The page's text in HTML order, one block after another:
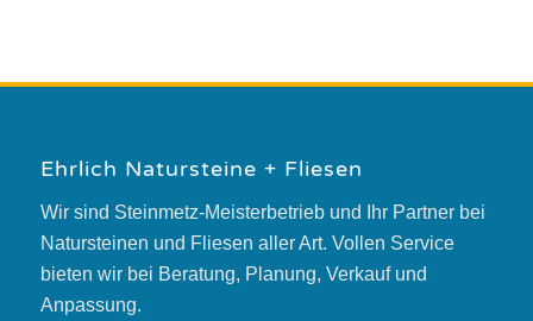
Ehrlich Natursteine + Fliesen
Wir sind Steinmetz-Meisterbetrieb und Ihr Partner bei
Natursteinen und Fliesen aller Art. Vollen Service
bieten wir bei Beratung, Planung, Verkauf und
Anpassung.